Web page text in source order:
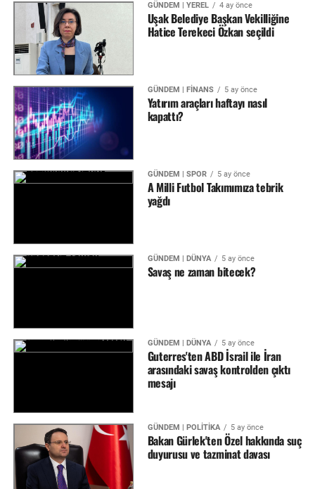
GÜNDEM | YEREL 4 ay önce
Uşak Belediye Başkan Vekilliğine
Hatice Terekeci Özkan seçildi
GÜNDEM | FİNANS 5 ay önce
Yatırım araçları haftayı nasıl
kapattı?
GÜNDEM | SPOR 5 ay önce
A Milli Futbol Takımımıza tebrik
yağdı
GÜNDEM | DÜNYA 5 ay önce
Savaş ne zaman bitecek?
GÜNDEM | DÜNYA 5 ay önce
Guterres'ten ABD İsrail ile İran
arasındaki savaş kontrolden çıktı
mesajı
GÜNDEM | POLİTİKA 5 ay önce
Bakan Gürlek'ten Özel hakkında suç
duyurusu ve tazminat davası